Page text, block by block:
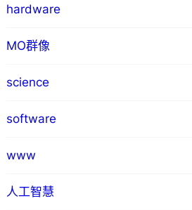
hardware
MO群像
science
software
www
人工智慧